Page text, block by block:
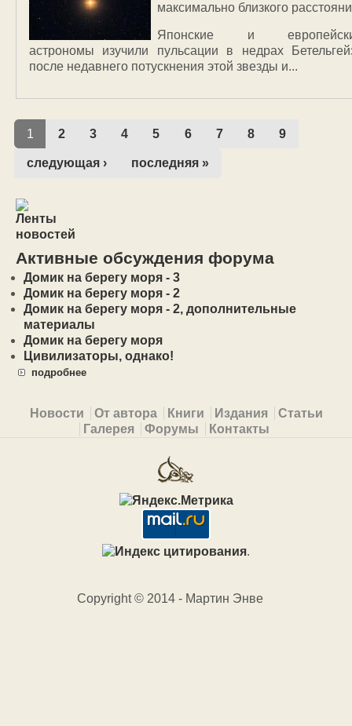
максимально близкого
Японские и
астрономы изучили пульсации в недрах
после недавнего потускнения этой звезды и...
1 2 3 4 5 6 7 8 9
следующая › последняя »
Активные обсуждения форума
Домик на берегу моря - 3
Домик на берегу моря - 2
Домик на берегу моря - 2, дополнительные
материалы
Домик на берегу моря
Цивилизаторы, однако!
подробнее
Primary menu
Новости От автора Книги Издания
Статьи
Галерея
Форумы Контакты
.
Copyright © 2014 - Мартин Энве